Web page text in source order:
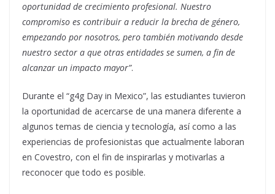
oportunidad de crecimiento profesional. Nuestro
compromiso es contribuir a reducir la brecha de género,
empezando por nosotros, pero también motivando desde
nuestro sector a que otras entidades se sumen, a fin de
alcanzar un impacto mayor”.
Durante el “g4g Day in Mexico”, las estudiantes tuvieron
la oportunidad de acercarse de una manera diferente a
algunos temas de ciencia y tecnología, así como a las
experiencias de profesionistas que actualmente laboran
en Covestro, con el fin de inspirarlas y motivarlas a
reconocer que todo es posible.